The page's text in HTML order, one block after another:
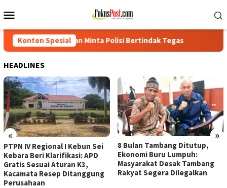
ke
Mobile
Konten Spesial
Minta Polisi Bertindak Tegas PTPN IV Regional I
HEADLINES
« »
PTPN IV Regional I Kebun Sei
Kebara Beri Klarifikasi: APD
Gratis Sesuai Aturan K3,
Kacamata Resep Ditanggung
Perusahaan
8 Bulan Tambang Ditutup,
Ekonomi Buru Lumpuh:
Masyarakat Desak Tambang
Rakyat Segera Dilegalkan